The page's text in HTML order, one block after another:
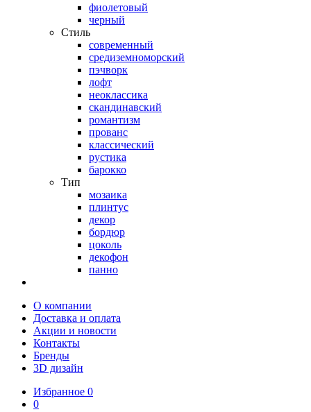
фиолетовый
черный
Стиль
современный
средиземноморский
пэчворк
лофт
неоклассика
скандинавский
романтизм
прованс
классический
рустика
барокко
Тип
мозаика
плинтус
декор
бордюр
цоколь
декофон
панно
О компании
Доставка и оплата
Акции и новости
Контакты
Бренды
3D дизайн
Избранное 0
0